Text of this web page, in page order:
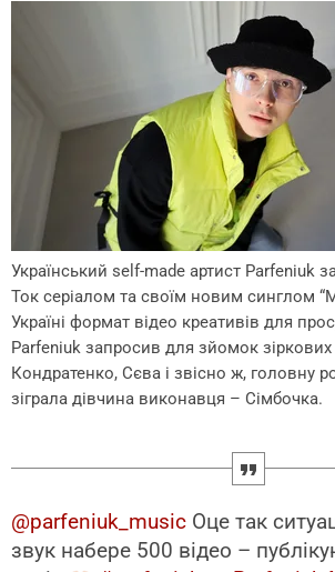
Український self-made артист Parfeniuk
Ток серіалом та своїм новим синглом
Україні формат відео креативів для
Parfeniuk запросив для зйомок
Кондратенко, Сєва і звісно ж, головну
зіграла дівчина виконавця – Сімбочка.
@parfeniuk_music Оце так
звук набере 500 відео –